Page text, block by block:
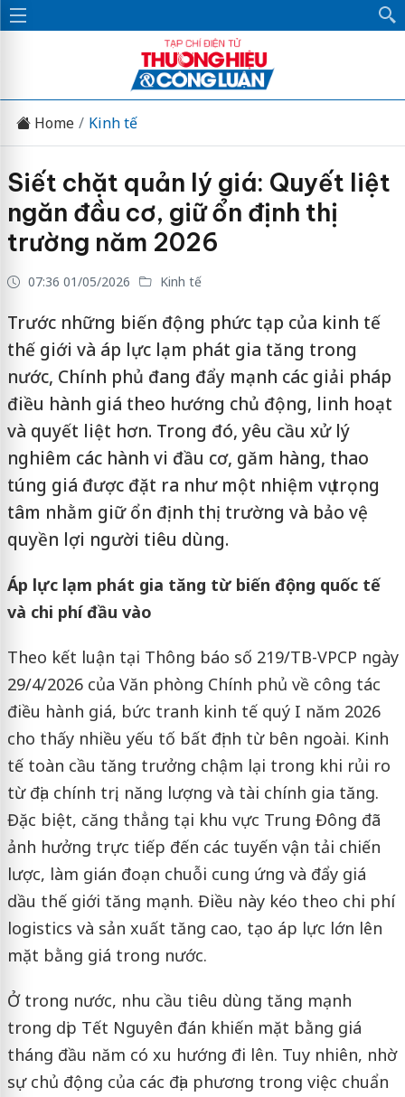
Home Kinh tế
Siết chặt quản lý giá: Quyết liệt
ngăn đầu cơ, giữ ổn định thị
trường năm 2026
07:36 01/05/2026 Kinh tế
Trước những biến động phức tạp của kinh tế
thế giới và áp lực lạm phát gia tăng trong
nước, Chính phủ đang đẩy mạnh các giải pháp
điều hành giá theo hướng chủ động, linh hoạt
và quyết liệt hơn. Trong đó, yêu cầu xử lý
nghiêm các hành vi đầu cơ, găm hàng, thao
túng giá được đặt ra như một nhiệm vụ trọng
tâm nhằm giữ ổn định thị trường và bảo vệ
quyền lợi người tiêu dùng.
Áp lực lạm phát gia tăng từ biến động quốc tế
và chi phí đầu vào
Theo kết luận tại Thông báo số 219/TB-VPCP ngày
29/4/2026 của Văn phòng Chính phủ về công tác
điều hành giá, bức tranh kinh tế quý I năm 2026
cho thấy nhiều yếu tố bất định từ bên ngoài. Kinh
tế toàn cầu tăng trưởng chậm lại trong khi rủi ro
từ địa chính trị, năng lượng và tài chính gia tăng.
Đặc biệt, căng thẳng tại khu vực Trung Đông đã
ảnh hưởng trực tiếp đến các tuyến vận tải chiến
lược, làm gián đoạn chuỗi cung ứng và đẩy giá
dầu thế giới tăng mạnh. Điều này kéo theo chi phí
logistics và sản xuất tăng cao, tạo áp lực lớn lên
mặt bằng giá trong nước.
Ở trong nước, nhu cầu tiêu dùng tăng mạnh
trong dịp Tết Nguyên đán khiến mặt bằng giá
tháng đầu năm có xu hướng đi lên. Tuy nhiên, nhờ
sự chủ động của các địa phương trong việc chuẩn